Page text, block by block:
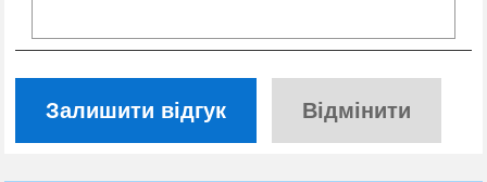
Залишити відгук Відмінити